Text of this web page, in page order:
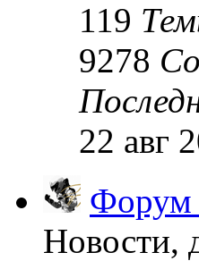
119
9278
22 авг
Форум
Новости,